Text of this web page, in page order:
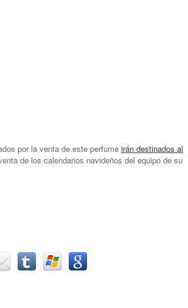
por la venta de este perfume irán destinados al
de los calendarios navideños del equipo de su